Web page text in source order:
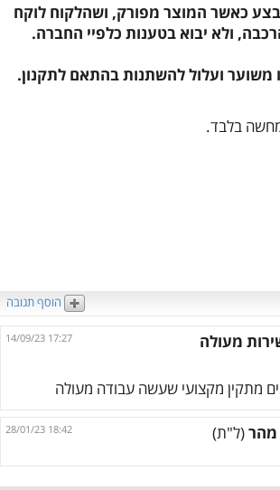
כאשר המוצר מפורק, ושהלקוח לוקח
ולא יבוא בטענות כלפיי החברה.
משוער ועלול להשתנות בהתאם לתקנון.
בלבד.
הוסף תגובה
מעולה
14/09/23 17:27
מהר(ל"ת)
28/01/23 18:42